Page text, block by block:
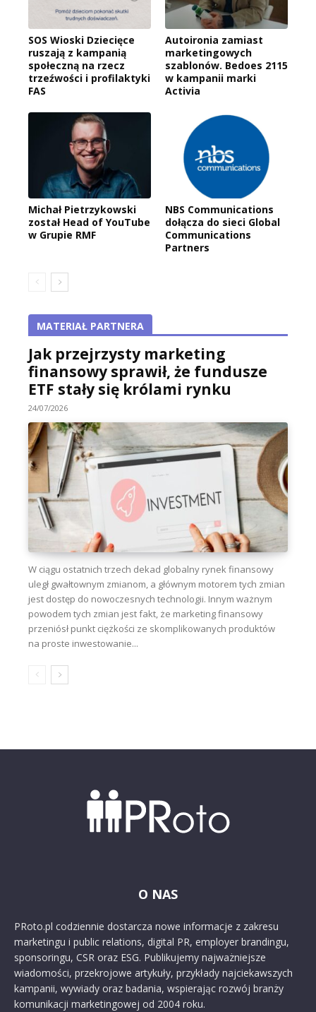
SOS Wioski Dziecięce
ruszają z kampanią
społeczną na rzecz
trzeźwości i profilaktyki
FAS
Autoironia zamiast
marketingowych
szablonów. Bedoes 2115
w kampanii marki
Activia
Michał Pietrzykowski
został Head of YouTube
w Grupie RMF
NBS Communications
dołącza do sieci Global
Communications
Partners
MATERIAŁ PARTNERA
Jak przejrzysty marketing
finansowy sprawił, że fundusze
ETF stały się królami rynku
24/07/2026
W ciągu ostatnich trzech dekad globalny rynek finansowy
uległ gwałtownym zmianom, a głównym motorem tych zmian
jest dostęp do nowoczesnych technologii. Innym ważnym
powodem tych zmian jest fakt, że marketing finansowy
przeniósł punkt ciężkości ze skomplikowanych produktów
na proste inwestowanie...
O NAS
PRoto.pl codziennie dostarcza nowe informacje z zakresu
marketingu i public relations, digital PR, employer brandingu,
sponsoringu, CSR oraz ESG. Publikujemy najważniejsze
wiadomości, przekrojowe artykuły, przykłady najciekawszych
kampanii, wywiady oraz badania, wspierając rozwój branży
komunikacji marketingowej od 2004 roku.